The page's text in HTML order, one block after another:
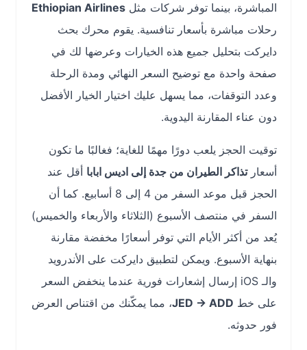
المباشرة، بينما توفر شركات مثلEthiopian Airlines
رحلات مباشرة بأسعار تنافسية. يقوم محرك بحث
دايركت بتحليل جميع هذه الخيارات وعرضها لك في
صفحة واحدة مع توضيح السعر النهائي ومدة الرحلة
وعدد التوقفات، مما يسهل عليك اختيار الخيار الأفضل
دون عناء المقارنة اليدوية.
توقيت الحجز يلعب دورًا مهمًا للغاية؛ فغالبًا ما تكون
أسعارتذاكر الطيران من جدة إلى اديس اباباأقل عند
الحجز قبل موعد السفر من 4 إلى 8 أسابيع. كما أن
السفر في منتصف الأسبوع (الثلاثاء والأربعاء والخميس)
يُعد من أكثر الأيام التي توفر أسعارًا مخفضة مقارنة
بنهاية الأسبوع. ويمكن لتطبيق دايركت على الأندرويد
والـ iOS إرسال إشعارات فورية عندما ينخفض السعر
على خط JED → ADD، مما يمكّنك من اقتناص العرض
فور حدوثه.